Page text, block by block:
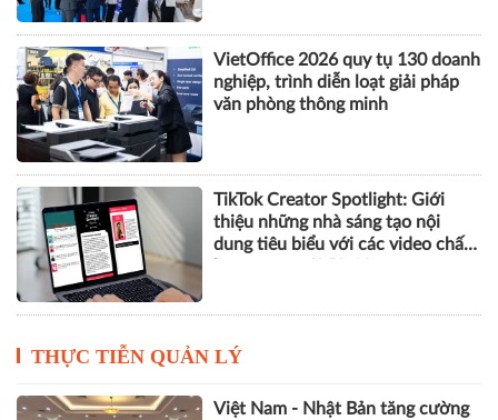
VietOffice 2026 quy tụ 130 doanh
nghiệp, trình diễn loạt giải pháp
văn phòng thông minh
TikTok Creator Spotlight: Giới
thiệu những nhà sáng tạo nội
dung tiêu biểu với các video chất
THỰC TIỄN QUẢN LÝ
Việt Nam - Nhật Bản tăng cường